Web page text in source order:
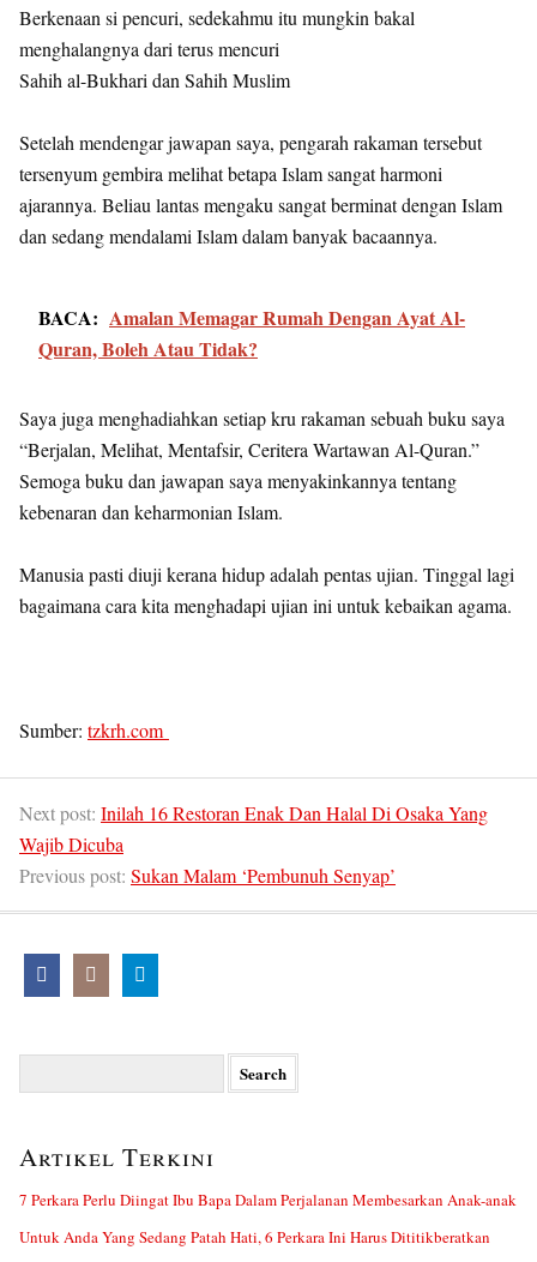
Berkenaan si pencuri, sedekahmu itu mungkin bakal
menghalangnya dari terus mencuri
Sahih al-Bukhari dan Sahih Muslim
Setelah mendengar jawapan saya, pengarah rakaman tersebut
tersenyum gembira melihat betapa Islam sangat harmoni
ajarannya. Beliau lantas mengaku sangat berminat dengan Islam
dan sedang mendalami Islam dalam banyak bacaannya.
BACA: Amalan Memagar Rumah Dengan Ayat Al-
Quran, Boleh Atau Tidak?
Saya juga menghadiahkan setiap kru rakaman sebuah buku saya
“Berjalan, Melihat, Mentafsir, Ceritera Wartawan Al-Quran.”
Semoga buku dan jawapan saya menyakinkannya tentang
kebenaran dan keharmonian Islam.
Manusia pasti diuji kerana hidup adalah pentas ujian. Tinggal lagi
bagaimana cara kita menghadapi ujian ini untuk kebaikan agama.
Sumber: tzkrh.com
Next post: Inilah 16 Restoran Enak Dan Halal Di Osaka Yang
Wajib Dicuba
Previous post: Sukan Malam ‘Pembunuh Senyap’
Artikel Terkini
7 Perkara Perlu Diingat Ibu Bapa Dalam Perjalanan Membesarkan Anak-anak
Untuk Anda Yang Sedang Patah Hati, 6 Perkara Ini Harus Dititikberatkan